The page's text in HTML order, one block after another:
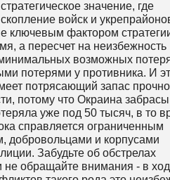
значение, где
войск и
ключевым фактором
а пересчет на неизбежность
возможных
потерями у противника. И
потрясающий запас
потому что Окраина
уже под 50 тысяч, в то
справляется ограниченным
добровольцами и корпусами
Забудьте об обстрелах
не обращайте внимания - в